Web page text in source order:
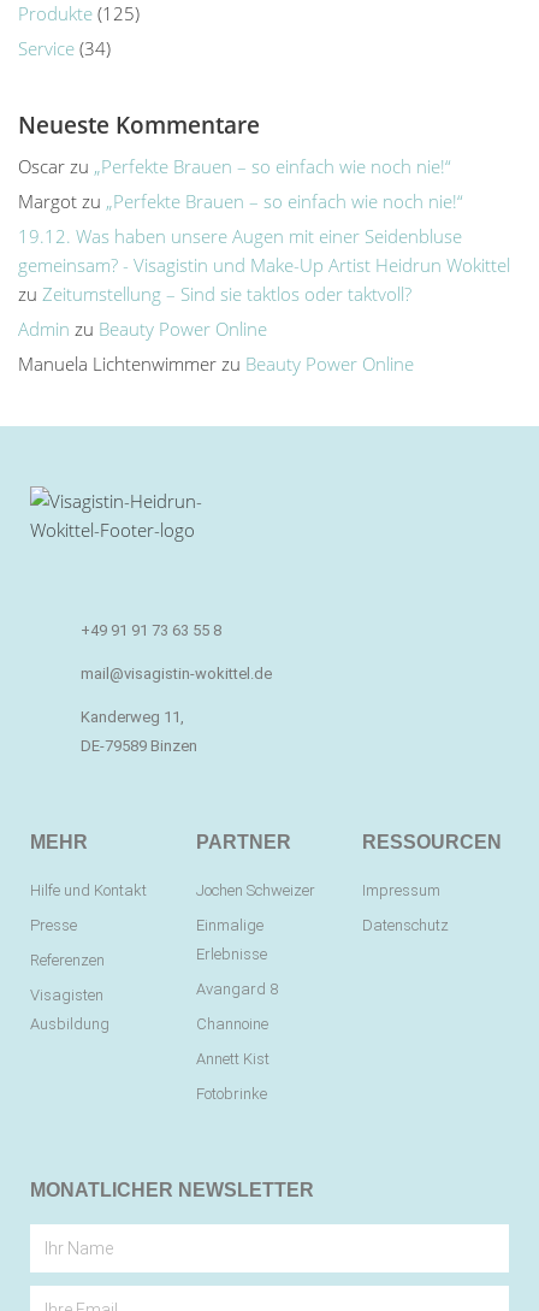
Produkte (125)
Service (34)
Neueste Kommentare
Oscar zu „Perfekte Brauen – so einfach wie noch nie!“
Margot zu „Perfekte Brauen – so einfach wie noch nie!“
19.12. Was haben unsere Augen mit einer Seidenbluse
gemeinsam? - Visagistin und Make-Up Artist Heidrun Wokittel
zu Zeitumstellung – Sind sie taktlos oder taktvoll?
Admin zu Beauty Power Online
Manuela Lichtenwimmer zu Beauty Power Online
+49 91 91 73 63 55 8
mail@visagistin-wokittel.de
Kanderweg 11,
DE-79589 Binzen
MEHR
Hilfe und Kontakt
Presse
Referenzen
Visagisten
Ausbildung
PARTNER
Jochen Schweizer
Einmalige
Erlebnisse
Avangard 8
Channoine
Annett Kist
Fotobrinke
RESSOURCEN
Impressum
Datenschutz
MONATLICHER NEWSLETTER